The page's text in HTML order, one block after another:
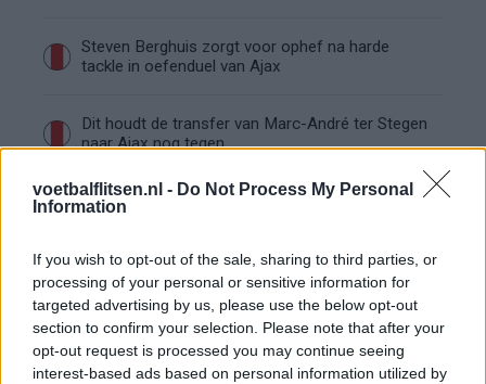
voetbalflitsen.nl - Do Not Process My Personal
Information
If you wish to opt-out of the sale, sharing to third parties, or
processing of your personal or sensitive information for
targeted advertising by us, please use the below opt-out
section to confirm your selection. Please note that after your
opt-out request is processed you may continue seeing
interest-based ads based on personal information utilized by
Steven Berghuis zorgt voor ophef na harde
tackle in oefenduel van Ajax
Dit houdt de transfer van Marc-André ter Stegen
naar Ajax nog tegen
De terugkeer van Daley Blind past in een groter
Kritiek op Engels van Míchel genuanceerd: ‘Ajax-
spelers snappen dat echt wel’
De eerste Míchel-dagen bij Ajax: Blind coacht,
Gloukh krijgt standje en Ceballos wordt gebeld